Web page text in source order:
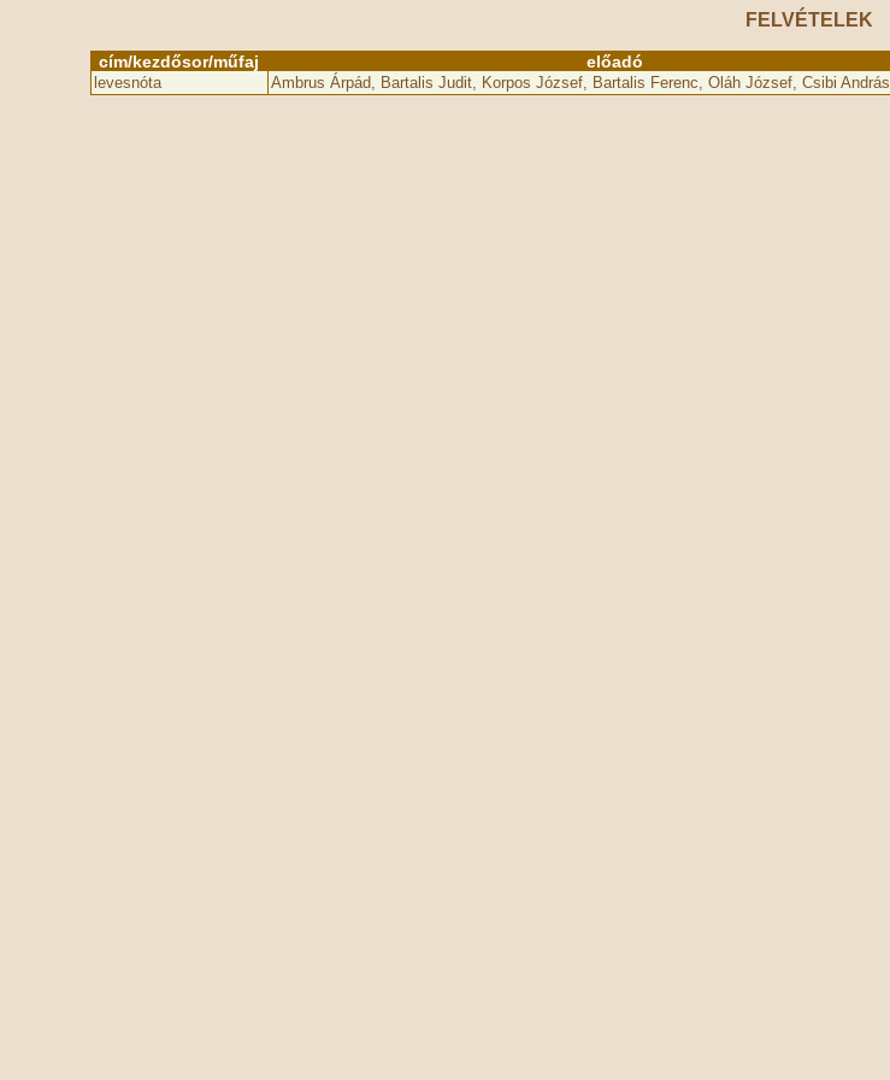
FELVÉTELEK
cím/kezdősor/műfaj előadó
levesnóta Ambrus Árpád, Bartalis Judit, Korpos József, Bartalis Ferenc, Oláh József, Csibi András